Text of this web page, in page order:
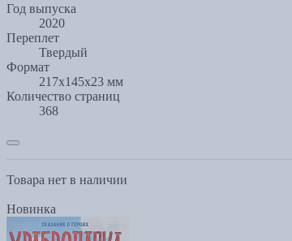
Год выпуска
2020
Переплет
Твердый
Формат
217x145x23 мм
Количество страниц
368
Товара нет в наличии
Новинка